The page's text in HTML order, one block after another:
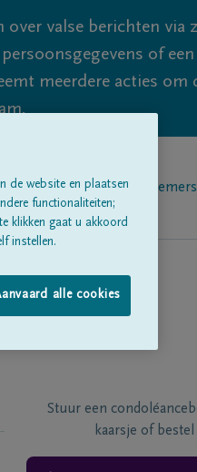
valse berichten via
of
meerdere acties om
onsBegrafenisondernemers
Stuur een
kaarsje of
de website en plaatsen
functionaliteiten;
klikken gaat u akkoord
instellen.
alle cookies